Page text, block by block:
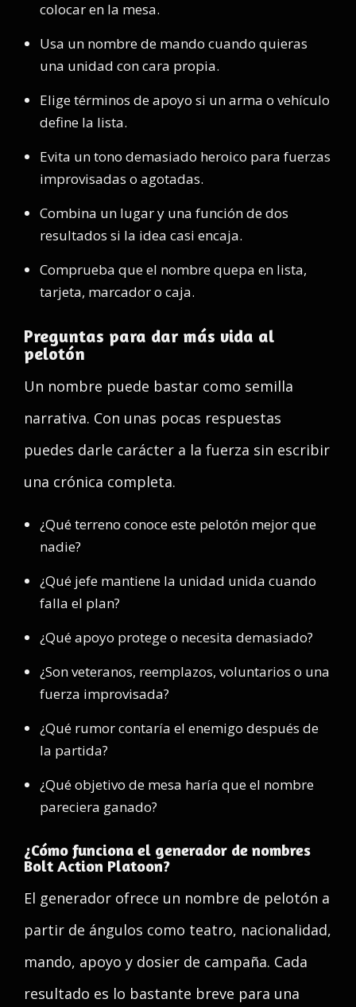
colocar en la mesa.
Usa un nombre de mando cuando quieras
una unidad con cara propia.
Elige términos de apoyo si un arma o vehículo
define la lista.
Evita un tono demasiado heroico para fuerzas
improvisadas o agotadas.
Combina un lugar y una función de dos
resultados si la idea casi encaja.
Comprueba que el nombre quepa en lista,
tarjeta, marcador o caja.
Preguntas para dar más vida al
pelotón
Un nombre puede bastar como semilla
narrativa. Con unas pocas respuestas
puedes darle carácter a la fuerza sin escribir
una crónica completa.
¿Qué terreno conoce este pelotón mejor que
nadie?
¿Qué jefe mantiene la unidad unida cuando
falla el plan?
¿Qué apoyo protege o necesita demasiado?
¿Son veteranos, reemplazos, voluntarios o una
fuerza improvisada?
¿Qué rumor contaría el enemigo después de
la partida?
¿Qué objetivo de mesa haría que el nombre
pareciera ganado?
¿Cómo funciona el generador de nombres
Bolt Action Platoon?
El generador ofrece un nombre de pelotón a
partir de ángulos como teatro, nacionalidad,
mando, apoyo y dosier de campaña. Cada
resultado es lo bastante breve para una